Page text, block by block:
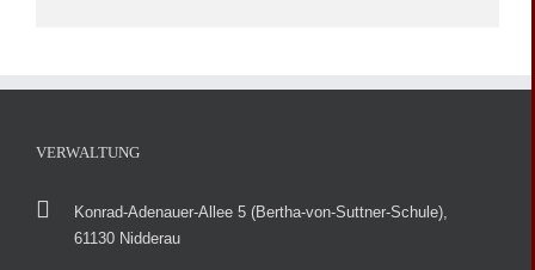
VERWALTUNG
Konrad-Adenauer-Allee 5 (Bertha-von-Suttner-Schule),
61130 Nidderau